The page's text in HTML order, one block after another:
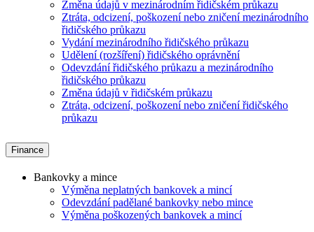
Změna údajů v mezinárodním řidičském průkazu
Ztráta, odcizení, poškození nebo zničení mezinárodního
řidičského průkazu
Vydání mezinárodního řidičského průkazu
Udělení (rozšíření) řidičského oprávnění
Odevzdání řidičského průkazu a mezinárodního
řidičského průkazu
Změna údajů v řidičském průkazu
Ztráta, odcizení, poškození nebo zničení řidičského
průkazu
Finance
Bankovky a mince
Výměna neplatných bankovek a mincí
Odevzdání padělané bankovky nebo mince
Výměna poškozených bankovek a mincí